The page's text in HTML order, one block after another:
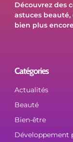
Découvrez des
astuces
bien plus
Catégories
Actualités
Beauté
Bien-être
Développement